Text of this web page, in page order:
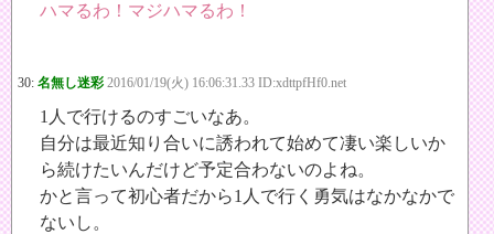
ハマるわ！マジハマるわ！
30: 名無し迷彩 2016/01/19(火) 16:06:31.33 ID:xdttpfHf0.net
1人で行けるのすごいなあ。
自分は最近知り合いに誘われて始めて凄い楽しいか
ら続けたいんだけど予定合わないのよね。
かと言って初心者だから1人で行く勇気はなかなかで
ないし。